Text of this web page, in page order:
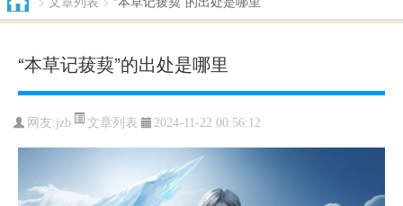
“本草记菝葜”的出处是哪里
网友:jzb 文章列表 2024-11-22 00:56:12